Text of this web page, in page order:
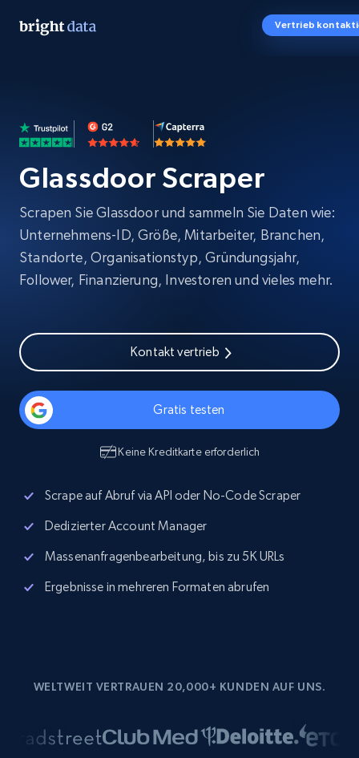
Vertrieb
Glassdoor Scraper
Scrapen Sie Glassdoor und sammeln Sie Daten wie:
Unternehmens-ID, Größe, Mitarbeiter, Branchen,
Standorte, Organisationstyp, Gründungsjahr,
Follower, Finanzierung, Investoren und vieles mehr.
Kontakt vertrieb
Gratis testen
Keine Kreditkarte erforderlich
Scrape auf Abruf via API oder No-Code Scraper
Dedizierter Account Manager
Massenanfragenbearbeitung, bis zu 5K URLs
Ergebnisse in mehreren Formaten abrufen
WELTWEIT VERTRAUEN 20,000+ KUNDEN AUF UNS.